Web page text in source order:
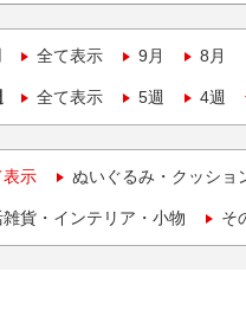
全て表示 9月 8月
全て表示 5週 4週
表示 ぬいぐるみ・クッショ
貨・インテリア・小物 そ